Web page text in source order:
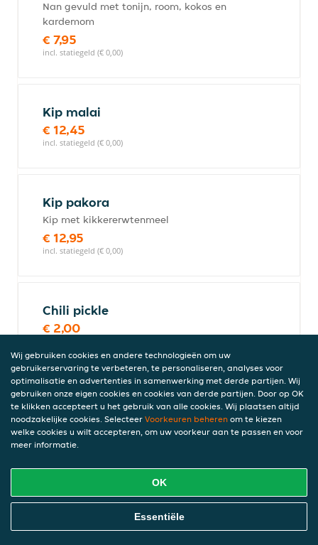
Nan gevuld met tonijn, room, kokos en
kardemom
€ 7,95
incl. statiegeld (€ 0,00)
Kip malai
€ 12,45
incl. statiegeld (€ 0,00)
Kip pakora
Kip met kikkererwtenmeel
€ 12,95
incl. statiegeld (€ 0,00)
Chili pickle
€ 2,00
Butter chicken
€ 12,45
incl. statiegeld (€ 0,00)
€ 12,45
Online Eten Bestellen
Wij gebruiken cookies en andere technologieën om uw
gebruikerservaring te verbeteren, te personaliseren, analyses voor
optimalisatie en advertenties in samenwerking met derde partijen. Wij
gebruiken onze eigen cookies en cookies van derde partijen. Door op OK
te klikken accepteert u het gebruik van alle cookies. Wij plaatsen altijd
noodzakelijke cookies. Selecteer Voorkeuren beheren om te kiezen
welke cookies u wilt accepteren, om uw voorkeur aan te passen en voor
meer informatie.
OK
Essentiële